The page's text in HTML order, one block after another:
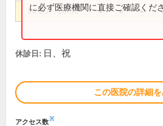
14:00～18:00 ● ● ● ●
に必ず医療機関に直接ご確認くださ
休診日: 日、祝
この医院の詳細
アクセス数※